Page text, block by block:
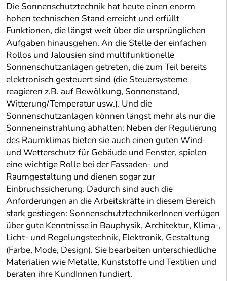
Die Sonnenschutztechnik hat heute einen enorm
hohen technischen Stand erreicht und erfüllt
Funktionen, die längst weit über die ursprünglichen
Aufgaben hinausgehen. An die Stelle der einfachen
Rollos und Jalousien sind multifunktionelle
Sonnenschutzanlagen getreten, die zum Teil bereits
elektronisch gesteuert sind (die Steuersysteme
reagieren z.B. auf Bewölkung, Sonnenstand,
Witterung/Temperatur usw.). Und die
Sonnenschutzanlagen können längst mehr als nur die
Sonneneinstrahlung abhalten: Neben der Regulierung
des Raumklimas bieten sie auch einen guten Wind-
und Wetterschutz für Gebäude und Fenster, spielen
eine wichtige Rolle bei der Fassaden- und
Raumgestaltung und dienen sogar zur
Einbruchssicherung. Dadurch sind auch die
Anforderungen an die Arbeitskräfte in diesem Bereich
stark gestiegen: SonnenschutztechnikerInnen verfügen
über gute Kenntnisse in Bauphysik, Architektur, Klima-,
Licht- und Regelungstechnik, Elektronik, Gestaltung
(Farbe, Mode, Design). Sie bearbeiten unterschiedliche
Materialien wie Metalle, Kunststoffe und Textilien und
beraten ihre KundInnen fundiert.